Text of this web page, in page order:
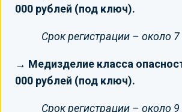
000 рублей (под ключ).
Срок регистрации – около
→ Медизделие класса
000 рублей (под ключ).
Срок регистрации – около